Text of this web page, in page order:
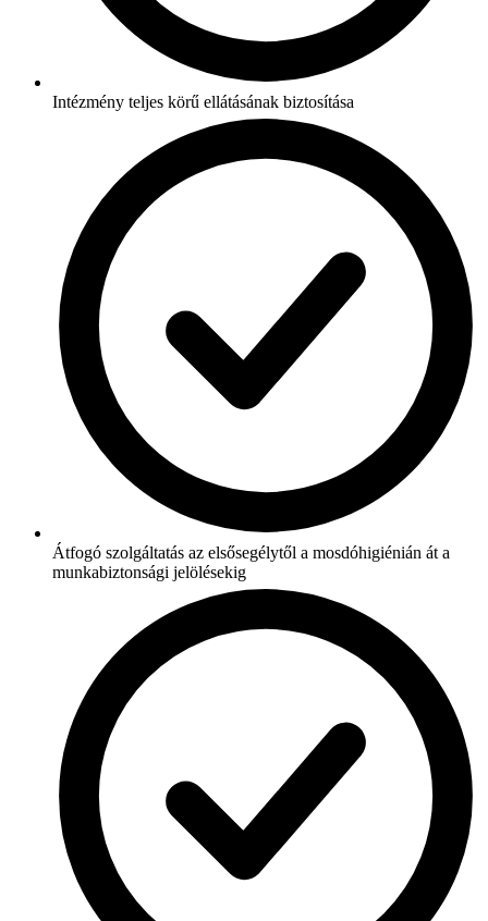
Intézmény teljes körű ellátásának biztosítása
Átfogó szolgáltatás az elsősegélytől a mosdóhigiénián át a
munkabiztonsági jelölésekig